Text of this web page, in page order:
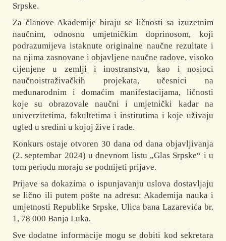
Srpske.
Za članove Akademije biraju se ličnosti sa izuzetnim
naučnim, odnosno umjetničkim doprinosom, koji
podrazumijeva istaknute originalne naučne rezultate i
na njima zasnovane i objavljene naučne radove, visoko
cijenjene u zemlji i inostranstvu, kao i nosioci
naučnoistraživačkih projekata, učesnici na
međunarodnim i domaćim manifestacijama, ličnosti
koje su obrazovale naučni i umjetnički kadar na
univerzitetima, fakultetima i institutima i koje uživaju
ugled u sredini u kojoj žive i rade.
Konkurs ostaje otvoren 30 dana od dana objavljivanja
(2. septembar 2024) u dnevnom listu „Glas Srpske“ i u
tom periodu moraju se podnijeti prijave.
Prijave sa dokazima o ispunjavanju uslova dostavljaju
se lično ili putem pošte na adresu: Akademija nauka i
umjetnosti Republike Srpske, Ulica bana Lazarevića br.
1, 78 000 Banja Luka.
Sve dodatne informacije mogu se dobiti kod sekretara